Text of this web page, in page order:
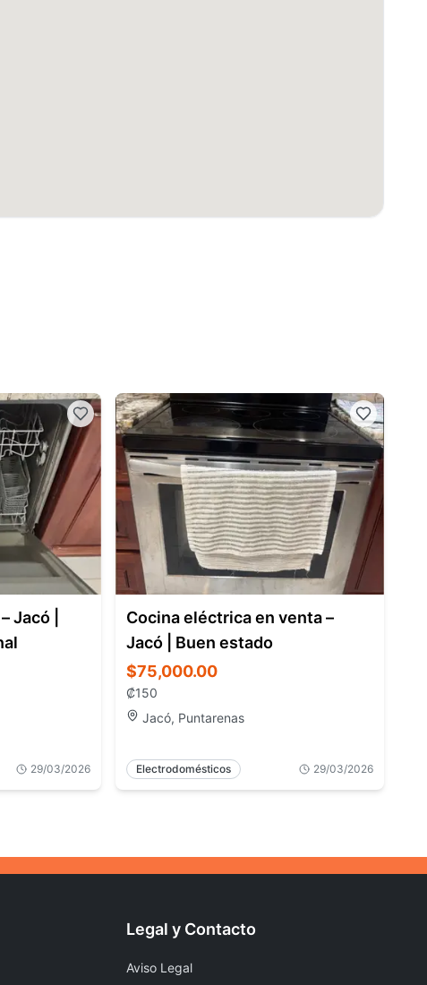
Jacó |
29/03/2026
Cocina eléctrica en venta –
Jacó | Buen estado
$75,000.00
₡150
Jacó, Puntarenas
Electrodomésticos 29/03/2026
Legal y Contacto
Aviso Legal